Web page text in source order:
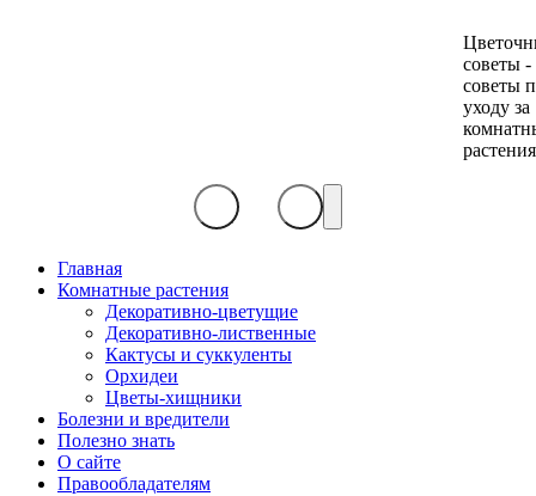
советы -
советы
уходу за
Главная
Комнатные растения
Декоративно-цветущие
Декоративно-лиственные
Кактусы и суккуленты
Орхидеи
Цветы-хищники
Болезни и вредители
Полезно знать
О сайте
Правообладателям